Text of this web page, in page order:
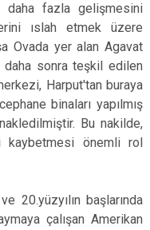
daha fazla gelişmesini
ıslah etmek üzere
Ovada yer alan Agavat
daha sonra teşkil edilen
Harput'tan buraya
binaları yapılmış
Bu nakilde,
kaybetmesi önemli rol
başlarında
çalışan Amerikan